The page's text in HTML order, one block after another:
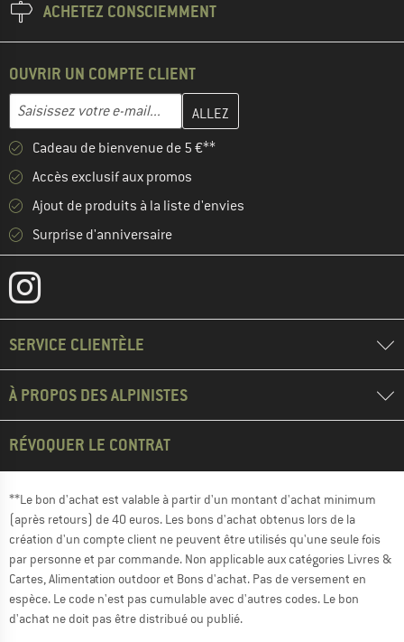
ACHETEZ CONSCIEMMENT
OUVRIR UN COMPTE CLIENT
Adresse e-mail
Entrez votre adresse e-mail ici et créez votre compte client à la
Cadeau de bienvenue de 5 €**
Accès exclusif aux promos
Ajout de produits à la liste d'envies
Surprise d'anniversaire
SERVICE CLIENTÈLE
À PROPOS DES ALPINISTES
RÉVOQUER LE CONTRAT
**Le bon d'achat est valable à partir d'un montant d'achat minimum
(après retours) de 40 euros. Les bons d'achat obtenus lors de la
création d'un compte client ne peuvent être utilisés qu'une seule fois
par personne et par commande. Non applicable aux catégories Livres &
Cartes, Alimentation outdoor et Bons d'achat. Pas de versement en
espèce. Le code n'est pas cumulable avec d'autres codes. Le bon
d'achat ne doit pas être distribué ou publié.